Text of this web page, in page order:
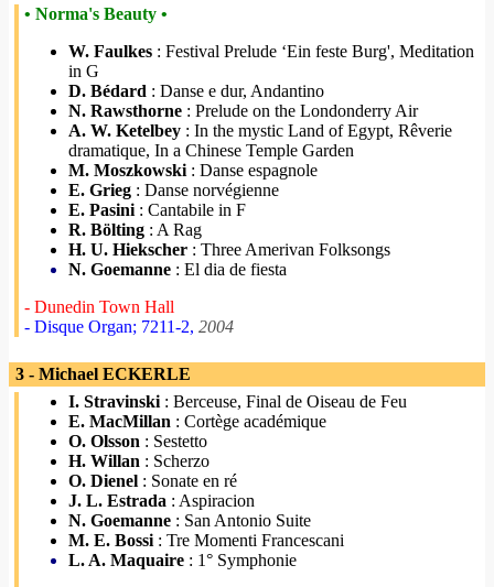
• Norma's Beauty •
W. Faulkes : Festival Prelude ‘Ein feste Burg', Meditation
in G
D. Bédard : Danse e dur, Andantino
N. Rawsthorne : Prelude on the Londonderry Air
A. W. Ketelbey : In the mystic Land of Egypt, Rêverie
dramatique, In a Chinese Temple Garden
M. Moszkowski : Danse espagnole
E. Grieg : Danse norvégienne
E. Pasini : Cantabile in F
R. Bölting : A Rag
H. U. Hiekscher : Three Amerivan Folksongs
N. Goemanne : El dia de fiesta
- Dunedin Town Hall
- Disque Organ; 7211-2, 2004
3 - Michael ECKERLE
I. Stravinski : Berceuse, Final de Oiseau de Feu
E. MacMillan : Cortège académique
O. Olsson : Sestetto
H. Willan : Scherzo
O. Dienel : Sonate en ré
J. L. Estrada : Aspiracion
N. Goemanne : San Antonio Suite
M. E. Bossi : Tre Momenti Francescani
L. A. Maquaire : 1° Symphonie